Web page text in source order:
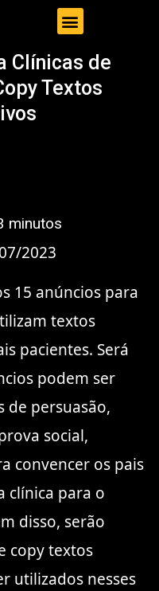
Clínicas de
Textos
minutos
2023
15 anúncios para
textos
pacientes. Será
podem ser
de persuasão,
social,
convencer os pais
clínica para o
disso, serão
copy textos
utilizados nesses